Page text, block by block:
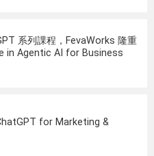
系列課程，FevaWorks 隆重
in Agentic AI for Business
for Marketing &